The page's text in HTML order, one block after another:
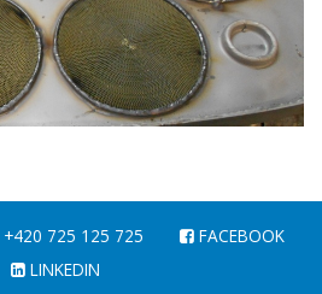
+420 725 125 725
FACEBOOK
LINKEDIN